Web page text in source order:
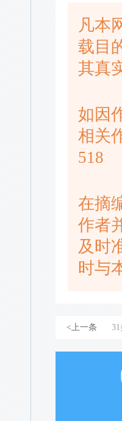
凡本
载目
其真
如因
相关
518
在摘
作者
及时
时与
<上一条